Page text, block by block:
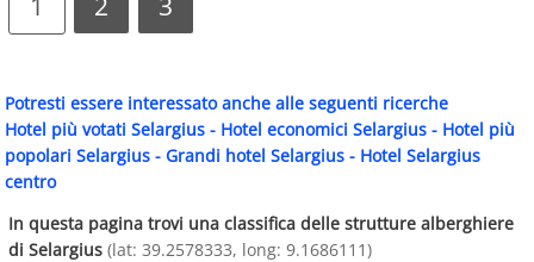
Potresti essere interessato anche alle seguenti ricerche
Hotel più votati Selargius - Hotel economici Selargius - Hotel più
popolari Selargius - Grandi hotel Selargius - Hotel Selargius
centro
In questa pagina trovi una classifica delle strutture alberghiere
di Selargius (lat: 39.2578333, long: 9.1686111)